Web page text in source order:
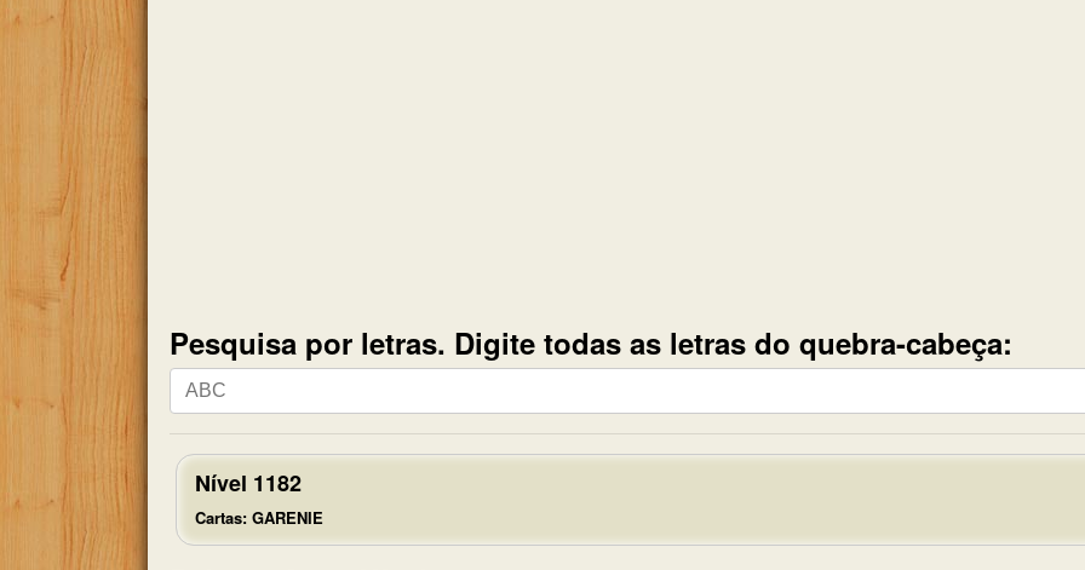
Pesquisa por letras. Digite todas as letras do quebra-cabeça:
Pesquisa
por
letras.
Digite
todas
as
letras
Nível 1182
Cartas: GARENIE